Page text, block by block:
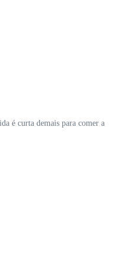
é curta demais para comer a